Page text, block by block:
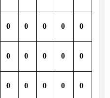
0 0 0 0 0
0 0 0 0 0
0 0 0 0 0